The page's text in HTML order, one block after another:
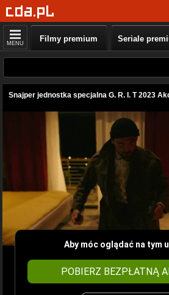
MENU Filmy premium Seriale
Snajper jednostka specjalna G. R. I. T 2023
Aby móc oglądać na tym
POBIERZ BEZPŁATNĄ